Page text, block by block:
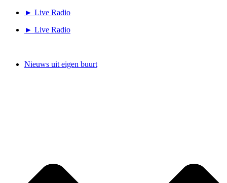
► Live Radio
► Live Radio
Nieuws uit eigen buurt